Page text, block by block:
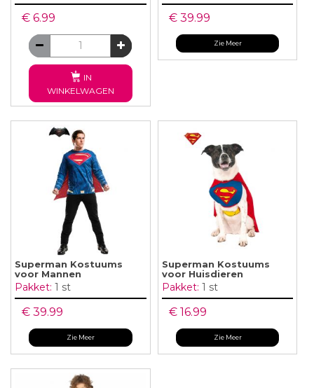
€ 6.99
IN
WINKELWAGEN
€ 39.99
Zie Meer
Superman Kostuums
voor Mannen
Pakket: 1 st
€ 39.99
Zie Meer
Superman Kostuums
voor Huisdieren
Pakket: 1 st
€ 16.99
Zie Meer